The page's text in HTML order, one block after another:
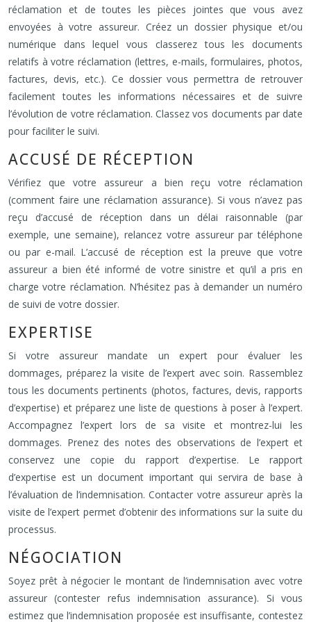
réclamation et de toutes les pièces jointes que vous avez
envoyées à votre assureur. Créez un dossier physique et/ou
numérique dans lequel vous classerez tous les documents
relatifs à votre réclamation (lettres, e-mails, formulaires, photos,
factures, devis, etc.). Ce dossier vous permettra de retrouver
facilement toutes les informations nécessaires et de suivre
l’évolution de votre réclamation. Classez vos documents par date
pour faciliter le suivi.
ACCUSÉ DE RÉCEPTION
Vérifiez que votre assureur a bien reçu votre réclamation
(comment faire une réclamation assurance). Si vous n’avez pas
reçu d’accusé de réception dans un délai raisonnable (par
exemple, une semaine), relancez votre assureur par téléphone
ou par e-mail. L’accusé de réception est la preuve que votre
assureur a bien été informé de votre sinistre et qu’il a pris en
charge votre réclamation. N’hésitez pas à demander un numéro
de suivi de votre dossier.
EXPERTISE
Si votre assureur mandate un expert pour évaluer les
dommages, préparez la visite de l’expert avec soin. Rassemblez
tous les documents pertinents (photos, factures, devis, rapports
d’expertise) et préparez une liste de questions à poser à l’expert.
Accompagnez l’expert lors de sa visite et montrez-lui les
dommages. Prenez des notes des observations de l’expert et
conservez une copie du rapport d’expertise. Le rapport
d’expertise est un document important qui servira de base à
l’évaluation de l’indemnisation. Contacter votre assureur après la
visite de l’expert permet d’obtenir des informations sur la suite du
processus.
NÉGOCIATION
Soyez prêt à négocier le montant de l’indemnisation avec votre
assureur (contester refus indemnisation assurance). Si vous
estimez que l’indemnisation proposée est insuffisante, contestez